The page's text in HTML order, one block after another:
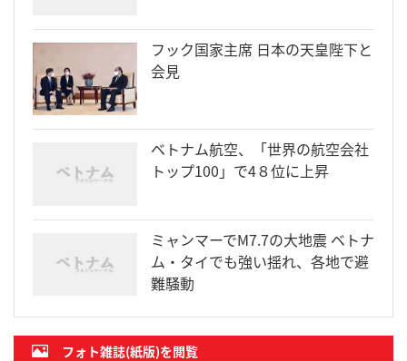
フック国家主席 日本の天皇陛下と
会見
ベトナム航空、「世界の航空会社
トップ100」で4８位に上昇
ミャンマーでM7.7の大地震 ベトナ
ム・タイでも強い揺れ、各地で避
難騒動
フォト雑誌(紙版)を閲覧